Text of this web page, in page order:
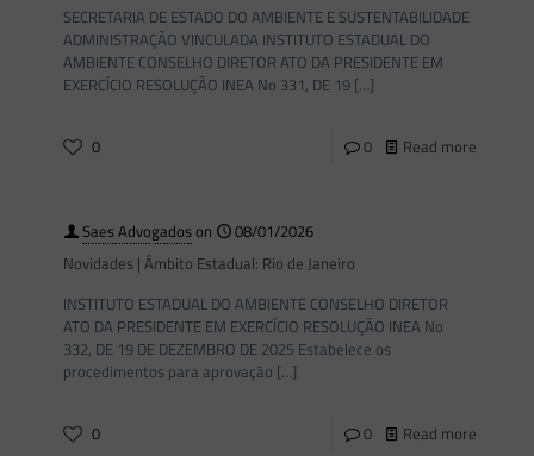
SECRETARIA DE ESTADO DO AMBIENTE E SUSTENTABILIDADE
ADMINISTRAÇÃO VINCULADA INSTITUTO ESTADUAL DO
AMBIENTE CONSELHO DIRETOR ATO DA PRESIDENTE EM
EXERCÍCIO RESOLUÇÃO INEA No 331, DE 19 […]
0 0 Read more
Saes Advogadoson
08/01/2026
Novidades | Âmbito Estadual: Rio de Janeiro
INSTITUTO ESTADUAL DO AMBIENTE CONSELHO DIRETOR
ATO DA PRESIDENTE EM EXERCÍCIO RESOLUÇÃO INEA No
332, DE 19 DE DEZEMBRO DE 2025 Estabelece os
procedimentos para aprovação […]
0 0 Read more